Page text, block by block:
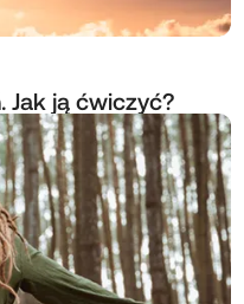
Jak ją ćwiczyć?